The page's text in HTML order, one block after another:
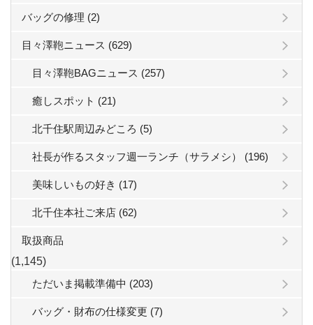
バッグの修理 (2)
目々澤鞄ニュース (629)
目々澤鞄BAGニュース (257)
癒しスポット (21)
北千住駅周辺みどころ (5)
社長が作るスタッフ週一ランチ（サラメシ） (196)
美味しいもの好き (17)
北千住本社ご来店 (62)
取扱商品
(1,145)
ただいま掲載準備中 (203)
バッグ・財布の仕様変更 (7)